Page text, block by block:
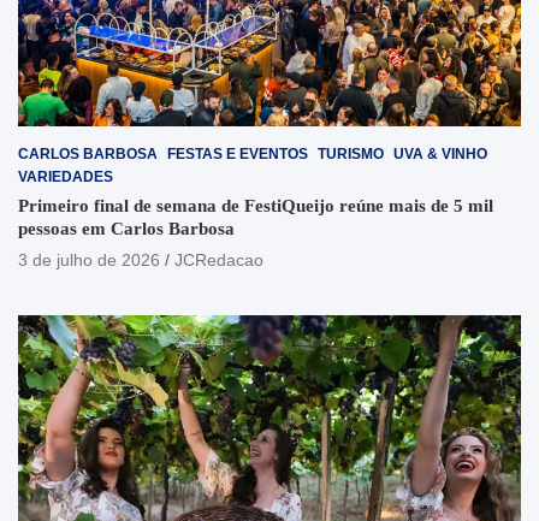
CARLOS BARBOSA FESTAS E EVENTOS TURISMO UVA & VINHO
VARIEDADES
Primeiro final de semana de FestiQueijo reúne mais de 5 mil
pessoas em Carlos Barbosa
3 de julho de 2026
JCRedacao